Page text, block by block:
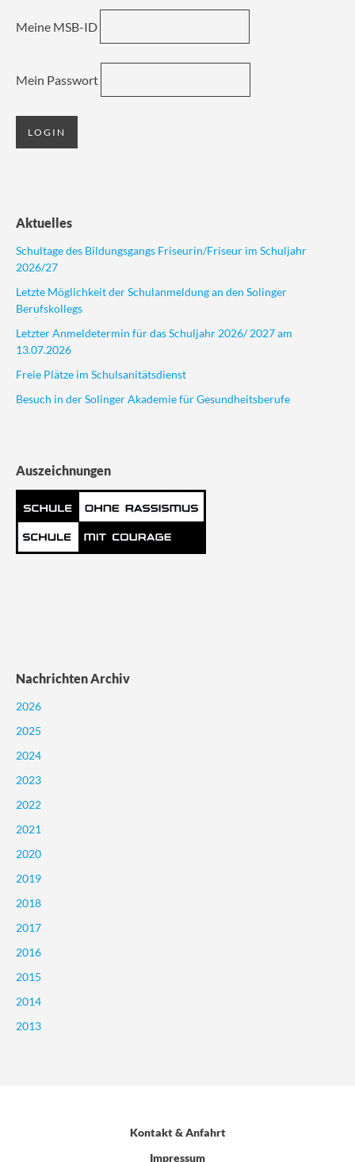
Meine MSB-ID
Mein Passwort
Aktuelles
Schultage des Bildungsgangs Friseurin/Friseur im Schuljahr
2026/27
Letzte Möglichkeit der Schulanmeldung an den Solinger
Berufskollegs
Letzter Anmeldetermin für das Schuljahr 2026/ 2027 am
13.07.2026
Freie Plätze im Schulsanitätsdienst
Besuch in der Solinger Akademie für Gesundheitsberufe
Auszeichnungen
Nachrichten Archiv
2026
2025
2024
2023
2022
2021
2020
2019
2018
2017
2016
2015
2014
2013
Kontakt & Anfahrt
Impressum